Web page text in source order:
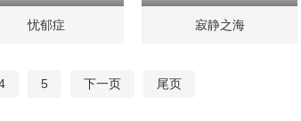
忧郁症 寂静之海
5 下一页 尾页